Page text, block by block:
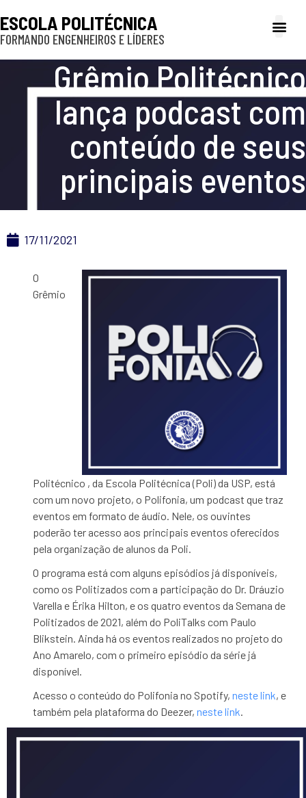
ESCOLA POLITÉCNICA
FORMANDO ENGENHEIROS E LÍDERES
Grêmio Politécnico
lança podcast com
conteúdo de seus
principais eventos
17/11/2021
O
Grêmio
Politécnico , da Escola Politécnica (Poli) da USP, está
com um novo projeto, o Polifonia, um podcast que traz
eventos em formato de áudio. Nele, os ouvintes
poderão ter acesso aos principais eventos oferecidos
pela organização de alunos da Poli.
O programa está com alguns episódios já disponíveis,
como os Politizados com a participação do Dr. Dráuzio
Varella e Érika Hilton, e os quatro eventos da Semana de
Politizados de 2021, além do PoliTalks com Paulo
Blikstein. Ainda há os eventos realizados no projeto do
Ano Amarelo, com o primeiro episódio da série já
disponível.
Acesso o conteúdo do Polifonia no Spotify,neste link, e
também pela plataforma do Deezer,neste link.